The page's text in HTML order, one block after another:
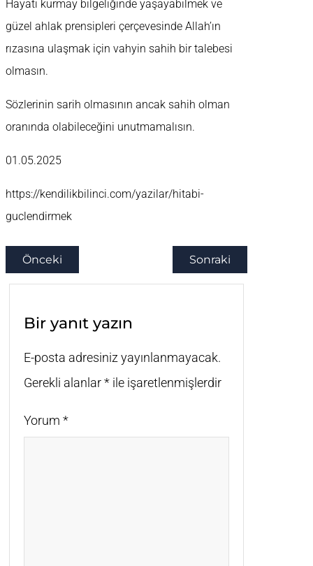
Hayatı kurmay bilgeliğinde yaşayabilmek ve
güzel ahlak prensipleri çerçevesinde Allah’ın
rızasına ulaşmak için vahyin sahih bir talebesi
olmasın.
Sözlerinin sarih olmasının ancak sahih olman
oranında olabileceğini unutmamalısın.
01.05.2025
https://kendilikbilinci.com/yazilar/hitabi-
guclendirmek
Önceki Sonraki
Bir yanıt yazın
E-posta adresiniz yayınlanmayacak.
Gerekli alanlar* ile işaretlenmişlerdir
Yorum *